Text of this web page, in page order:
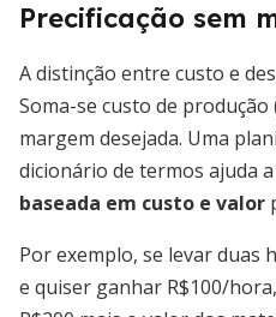
Precificação sem
A distinção entre custo e
Soma-se custo de
margem desejada. Uma
dicionário de termos ajuda
baseada em custo e valor
Por exemplo, se levar duas
e quiser ganhar R$100/